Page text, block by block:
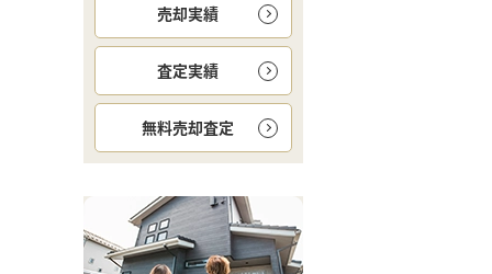
売却実績
査定実績
無料売却査定